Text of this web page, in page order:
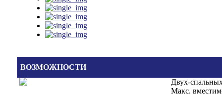
ВОЗМОЖНОСТИ
Двух-
Макс.